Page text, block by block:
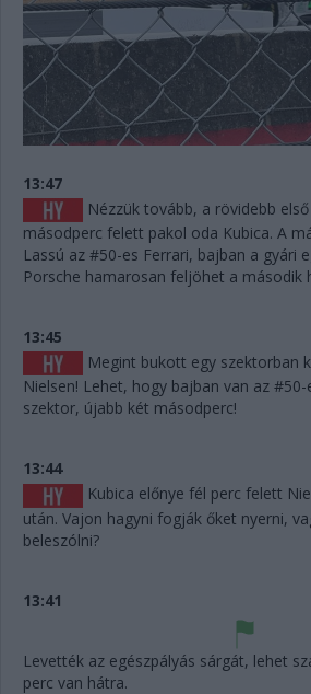
13:47
Nézzük tovább, a rövidebb
másodperc felett pakol oda Kubica. A
Lassú az #50-es Ferrari, bajban a gyári
Porsche hamarosan feljöhet a második
13:45
Megint bukott egy szektorban
Nielsen! Lehet, hogy bajban van az #50-
szektor, újabb két másodperc!
13:44
Kubica előnye fél perc felett
után. Vajon hagyni fogják őket nyerni,
beleszólni?
13:41
Levették az egészpályás sárgát, lehet
perc van hátra.